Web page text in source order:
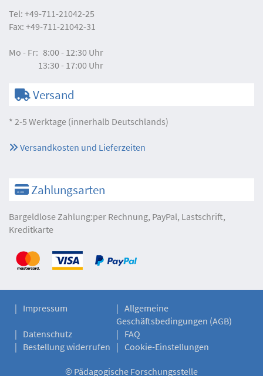
Tel: +49-711-21042-25
Fax: +49-711-21042-31
Mo - Fr: 8:00 - 12:30 Uhr
13:30 - 17:00 Uhr
Versand
* 2-5 Werktage (innerhalb Deutschlands)
Versandkosten und Lieferzeiten
Zahlungsarten
Bargeldlose Zahlung:per Rechnung, PayPal, Lastschrift,
Kreditkarte
Impressum
Allgemeine
Geschäftsbedingungen (AGB)
Datenschutz
FAQ
Bestellung widerrufen
Cookie-Einstellungen
© Pädagogische Forschungsstelle